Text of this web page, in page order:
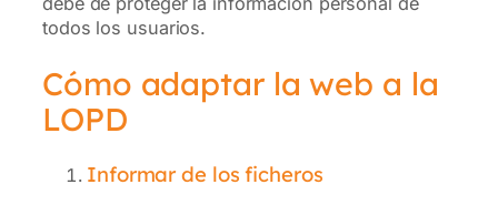
todos los usuarios.
Cómo adaptar la web a la
LOPD
Informar de los ficheros